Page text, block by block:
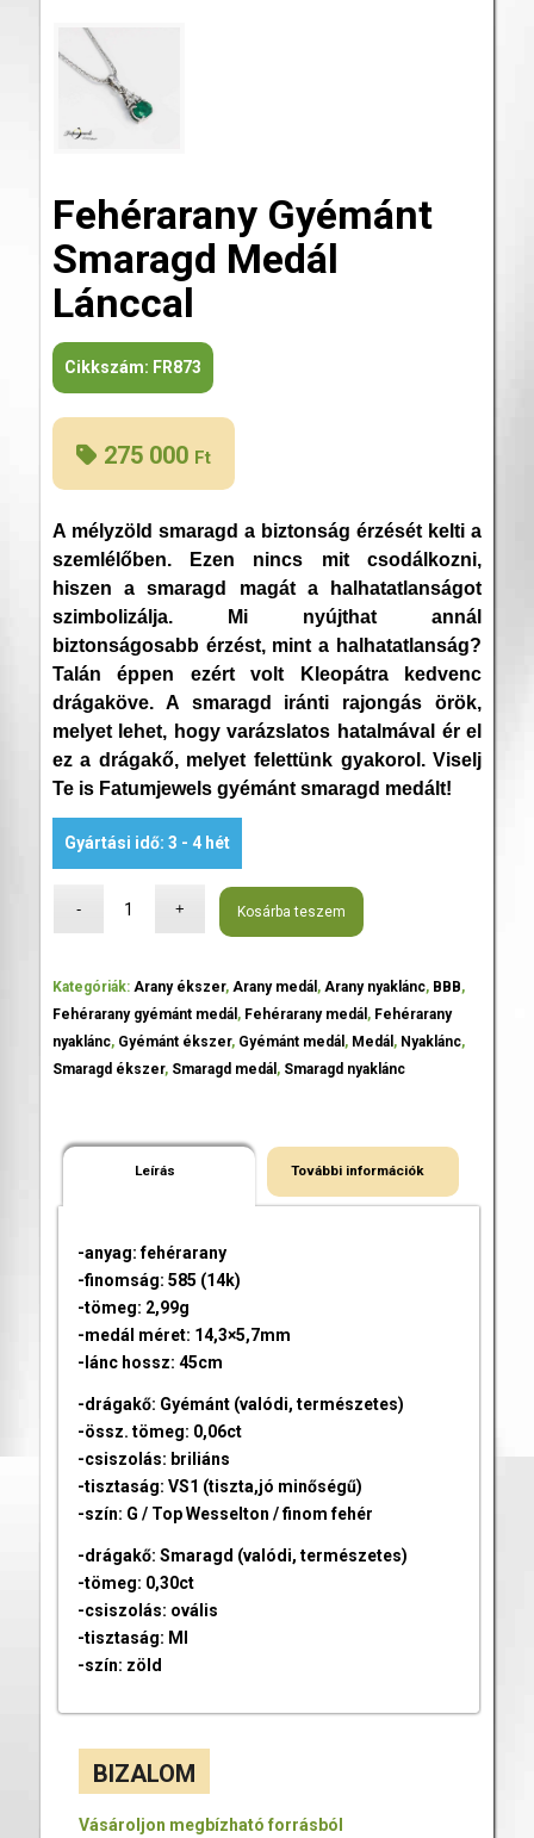
Fehérarany Gyémánt
Smaragd Medál
Lánccal
Cikkszám: FR873
275 000 Ft
A mélyzöld smaragd a biztonság érzését kelti a
szemlélőben. Ezen nincs mit csodálkozni,
hiszen a smaragd magát a halhatatlanságot
szimbolizálja. Mi nyújthat annál
biztonságosabb érzést, mint a halhatatlanság?
Talán éppen ezért volt Kleopátra kedvenc
drágaköve. A smaragd iránti rajongás örök,
melyet lehet, hogy varázslatos hatalmával ér el
ez a drágakő, melyet felettünk gyakorol. Viselj
Te is Fatumjewels gyémánt smaragd medált!
Gyártási idő: 3 - 4 hét
Kosárba teszem
Kategóriák: Arany ékszer, Arany medál , Arany nyaklánc, BBB,
Fehérarany gyémánt medál , Fehérarany medál , Fehérarany
nyaklánc, Gyémánt ékszer, Gyémánt medál , Medál , Nyaklánc,
Smaragd ékszer, Smaragd medál , Smaragd nyaklánc
Leírás További információk
-anyag: fehérarany
-finomság: 585 (14k)
-tömeg: 2,99g
-medál méret: 14,3×5,7mm
-lánc hossz: 45cm
-drágakő: Gyémánt (valódi, természetes)
-össz. tömeg: 0,06ct
-csiszolás: briliáns
-tisztaság: VS1 (tiszta,jó minőségű)
-szín: G / Top Wesselton / finom fehér
-drágakő: Smaragd (valódi, természetes)
-tömeg: 0,30ct
-csiszolás: ovális
-tisztaság: MI
-szín: zöld
BIZALOM
Vásároljon megbízható forrásból